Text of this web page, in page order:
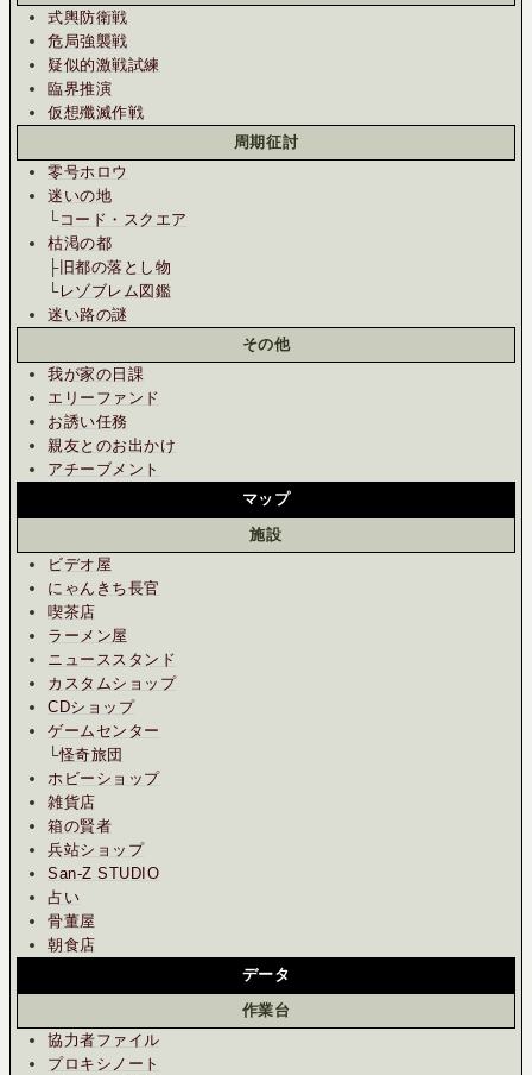
式輿防衛戦
危局強襲戦
疑似的激戦試練
臨界推演
仮想殲滅作戦
周期征討
零号ホロウ
迷いの地
└コード・スクエア
枯渇の都
├旧都の落とし物
└レゾブレム図鑑
迷い路の謎
その他
我が家の日課
エリーファンド
お誘い任務
親友とのお出かけ
アチーブメント
マップ
施設
ビデオ屋
にゃんきち長官
喫茶店
ラーメン屋
ニューススタンド
カスタムショップ
CDショップ
ゲームセンター
└怪奇旅団
ホビーショップ
雑貨店
箱の賢者
兵站ショップ
San-Z STUDIO
占い
骨董屋
朝食店
データ
作業台
協力者ファイル
プロキシノート